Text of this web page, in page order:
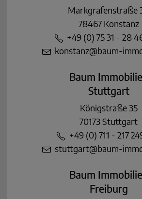
Markgrafenstraße
78467 Konstanz
+49 (0) 75 31 - 28
konstanz@baum-
Baum
Stuttgart
Königstraße 35
70173 Stuttgart
+49 (0) 711 - 217
stuttgart@baum-
Baum
Freiburg